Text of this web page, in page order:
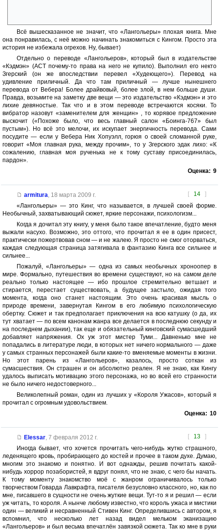
Всё вышесказанное не значит, что «Лангольеры» плохая книга. Мне
она понравилась, с неё можно начинать знакомиться с Кингом. Просто эта
история не избежала огрехов. Ну, бывает)
Отдельно о переводе «Лангольеров», который был в издательстве
«Кэдмэн» (АСТ почему-то права на него не купило). Выполнил его некто
Згерский (он же впоследствии перевел «Худеющего»). Перевод на
удивление приличный. Да что там приличный — лучше нынешнего
перевода от Вебера! Более драйвовый, более злой, в нем больше души.
Правда, возьмите на заметку две вещи — это издательство «Кэдмэн» и это
лихие девяностые. Так что и в этом переводе встречаются косяки. То
вибратор назовут «заменителем для женщин» , то корявое предложение
выскочит («Похоже было, что весь главный салон «Боинга-767» был
пустым»). Но всё это мелочи, их искупает энергичность перевода. Сами
посудите — если у Вебера Ник Хопуэлл, горюя о своей сломанной руке,
говорит «Моя главная рука, между прочим», то у Згерского эдак лихо: «К
сожалению, главная моя рученька не к тому суставу присоединилась,
пардон».
Оценка: 9
[ 14 ]
armitura, 18 марта 2009 г.
«Лангольеры» — это Кинг, что называется, в лучшей своей форме.
Необычный, захватывающий сюжет, яркие персонажи, психологизм...
Когда я дочитал эту книгу, у меня было такое впечатление, будто меня
выжали насухо. Возможно, это оттого, что прочитал я ее в один присест,
практически пожертвовав сном — и не жалею. Я просто не смог оторваться,
каждая следующая страница затягивала в фантазию Кинга все сильнее и
сильнее...
Пожалуй, «Лангольеры» — одна из самых необычных хроноопер в
мире. Формально, путешествия во времени существуют, но на самом деле
реально только настоящее — ибо прошлое стремительно ветшает и
стирается, перестает существовать, а будущее застыло, ожидая того
момента, когда оно станет настоящим. Это очень красивая мысль о
природе времени, завернутая Кингом в его любимую психологическую
обертку. Сюжет и так предполагает приключения на всю катушку (о да, их
тут хватает — по всем канонам жанра все делается в последнюю секунду и
на последнем дыхании), так еще и обязательный кинговский сумасшедший
добавляет напряжения. Ох уж этот мистер Туми... Давненько мне не
попадались в литературе люди, в которых нет ничего нормального — даже
у самых странных персонажей были какие-то вменяемые моменты в жизни.
Но этот парень из «Лангольеров», казалось, просто соткан из
сумасшествия. Он страшен и он абсолютно реален. Я не знаю, как Кингу
удалось выписать мотивацию этого персонажа, но во всей его странности
не было ничего недостоверного...
Великолепный роман, один из лучших у «Короля Ужасов», который я
прочитал с огромным удовольствием.
Оценка: 10
[ 13 ]
Elessar, 7 февраля 2012 г.
Иногда бывает, что хочется прочитать чего-нибудь жутко страшного,
леденящего кровь, пробирающего до костей и прочее в таком духе. Думаю,
многим это знакомо и понятно. И вот однажды, решив почитать какой-
нибудь хоррор позабористей, я вдруг понял, что не знаю, с чего бы начать.
К тому моменту знакомство моё с жанром ограничивалось только
творчеством Говарда Лавкрафта, писателя безусловно классного, но, как по
мне, писавшего в сущности не очень жуткие вещи. Тут-то я и решил — если
уж читать, то короля. А нынче любому известно, что король ужаса и мистики
один — великий и несравненный Стивен Кинг. Определившись с автором, я
вспомнил, что несколько лет назад видел мельком эканизацию
«Лангольеров» и был весьма впечатлён завязкой сюжета. Так ко мне в руки